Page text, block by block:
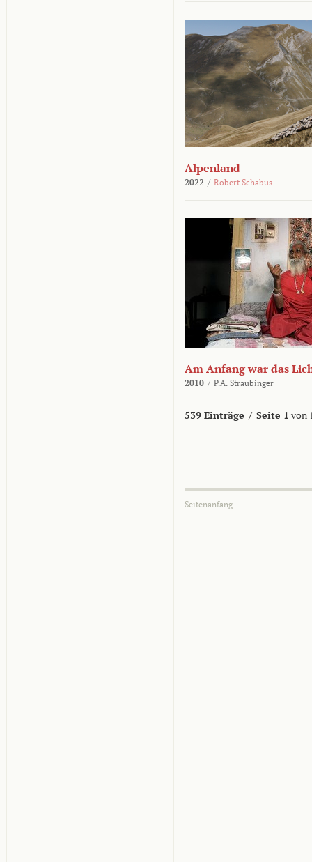
Alpenland
2022 / Robert Schabus
Am Anfang war das
2010 / P.A. Straubinger
539 Einträge / Seite 1 von
Seitenanfang